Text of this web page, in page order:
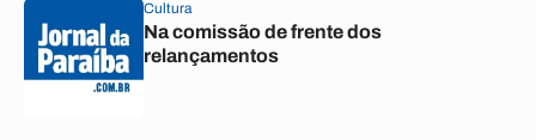
Cultura
Na comissão de frente dos
relançamentos